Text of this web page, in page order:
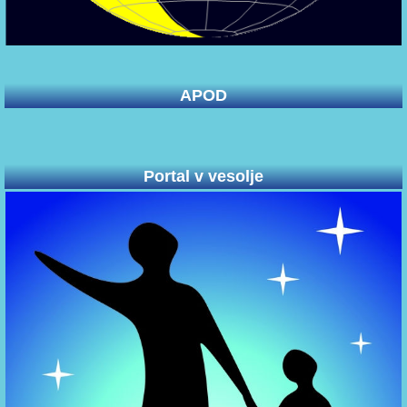
APOD
Portal v vesolje